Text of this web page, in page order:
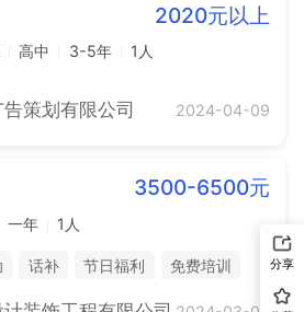
2020元以上
高中 3-5年 1人
策划有限公司 2024-04-09
3500-6500元
一年 1人
话补 节日福利
免费培训
分享